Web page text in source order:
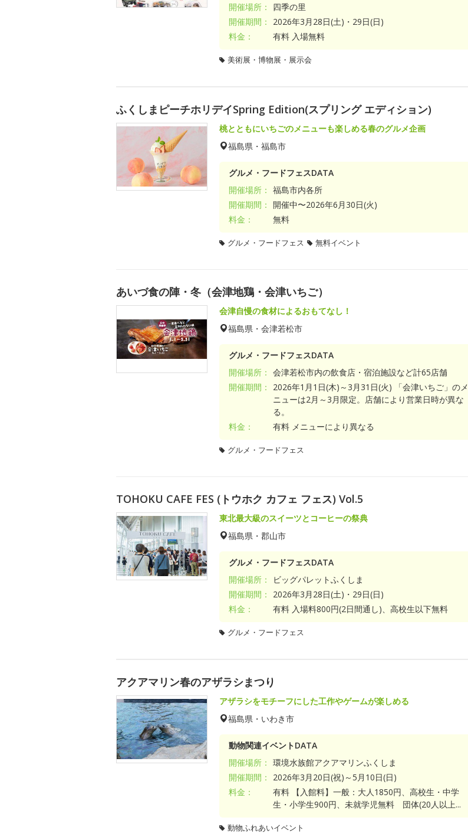
開催場所：
四季の里
開催期間：
2026年3月28日(土)・29日(日)
料金：
有料 入場無料
美術展・博物展・展示会
ふくしまピーチホリデイSpring Edition(スプリング エディション)
桃とともにいちごのメニューも楽しめる春のグルメ企画
福島県・福島市
グルメ・フードフェスDATA
開催場所： 福島市内各所
開催期間：
開催中〜2026年6月30日(火)
料金：
無料
グルメ・フードフェス 無料イベント
あいづ食の陣・冬（会津地鶏・会津いちご）
会津自慢の食材によるおもてなし！
福島県・会津若松市
グルメ・フードフェスDATA
開催場所： 会津若松市内の飲食店・宿泊施設など計65店舗
開催期間：
2026年1月1日(木)～3月31日(火) 「会津いちご」のメ
ニューは2月～3月限定。店舗により営業日時が異な
る。
料金：
有料 メニューにより異なる
グルメ・フードフェス
TOHOKU CAFE FES (トウホク カフェ フェス) Vol.5
東北最大級のスイーツとコーヒーの祭典
福島県・郡山市
グルメ・フードフェスDATA
開催場所：
ビッグパレットふくしま
開催期間：
2026年3月28日(土)・29日(日)
料金：
有料 入場料800円(2日間通し)、高校生以下無料
グルメ・フードフェス
アクアマリン春のアザラシまつり
アザラシをモチーフにした工作やゲームが楽しめる
福島県・いわき市
動物関連イベントDATA
開催場所： 環境水族館アクアマリンふくしま
開催期間：
2026年3月20日(祝)～5月10日(日)
料金：
有料 【入館料】一般：大人1850円、高校生・中学
生・小学生900円、未就学児無料 団体(20人以上...
動物ふれあいイベント